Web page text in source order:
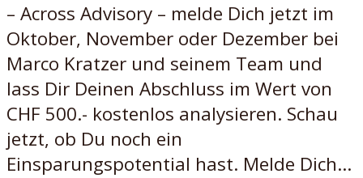
– Across Advisory – melde Dich jetzt im
Oktober, November oder Dezember bei
Marco Kratzer und seinem Team und
lass Dir Deinen Abschluss im Wert von
CHF 500.- kostenlos analysieren. Schau
jetzt, ob Du noch ein
Einsparungspotential hast. Melde Dich...